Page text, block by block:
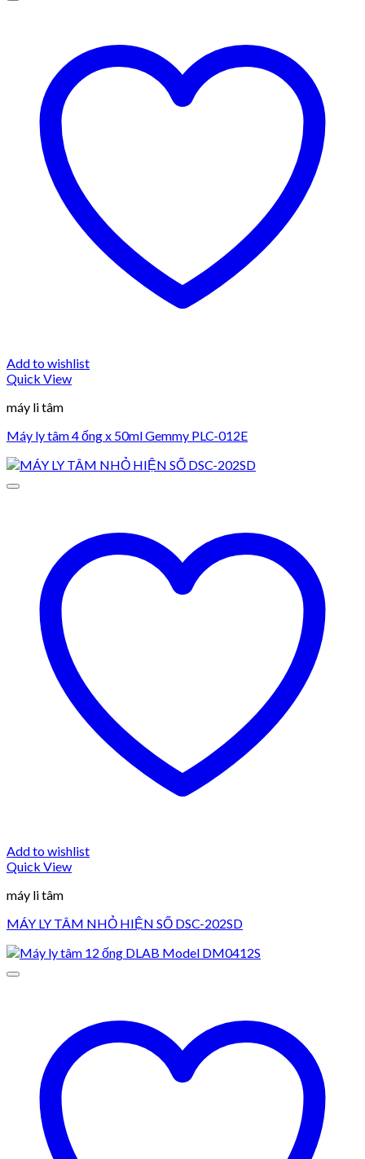
Add to wishlist
Quick View
máy li tâm
Máy ly tâm 4 ống x 50ml Gemmy PLC-012E
Add to wishlist
Quick View
máy li tâm
MÁY LY TÂM NHỎ HIỆN SỐ DSC-202SD